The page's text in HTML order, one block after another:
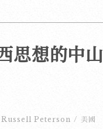
思想的中山
Russell Peterson / 美國